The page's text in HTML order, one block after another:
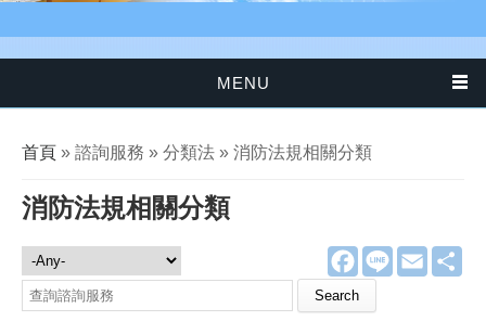
MENU
您在這裡
首頁 » 諮詢服務 » 分類法 » 消防法規相關分類
消防法規相關分類
F
a
e
L
E
m
諮詢服務
Search this site